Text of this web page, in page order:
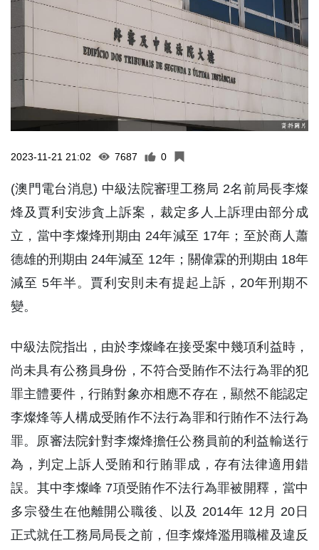
2023-11-21 21:02 7687 0
(澳門電台消息) 中級法院審理工務局 2名前局長李燦
烽及賈利安涉貪上訴案，裁定多人上訴理由部分成
立，當中李燦烽刑期由 24年減至 17年；至於商人蕭
德雄的刑期由 24年減至 12年；關偉霖的刑期由 18年
減至 5年半。賈利安則未有提起上訴，20年刑期不
變。
中級法院指出，由於李燦峰在接受案中幾項利益時，
尚未具有公務員身份，不符合受賄作不法行為罪的犯
罪主體要件，行賄對象亦相應不存在，顯然不能認定
李燦烽等人構成受賄作不法行為罪和行賄作不法行為
罪。原審法院針對李燦烽擔任公務員前的利益輸送行
為，判定上訴人受賄和行賄罪成，存有法律適用錯
誤。其中李燦峰 7項受賄作不法行為罪被開釋，當中
多宗發生在他離開公職後、以及 2014年 12月 20日
正式就任工務局局長之前，但李燦烽濫用職權及違反